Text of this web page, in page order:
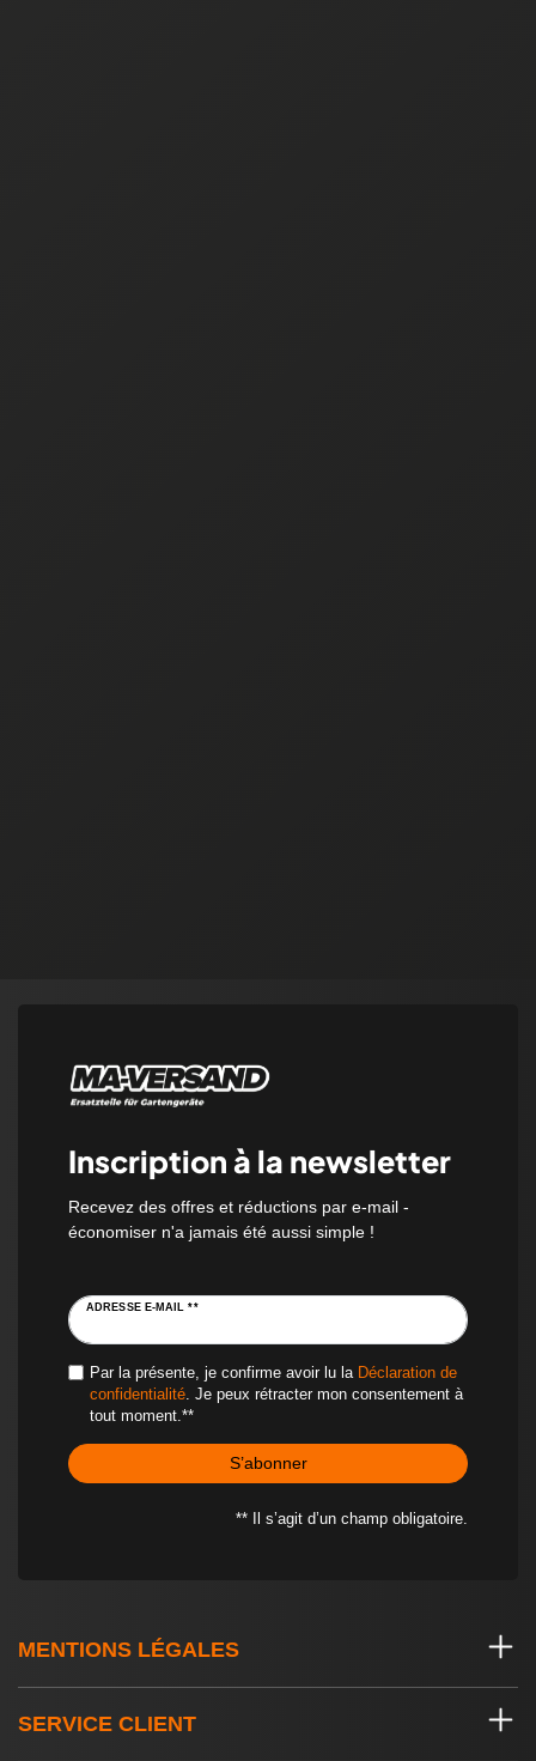
Inscription à la newsletter
Recevez des offres et réductions par e-mail -
économiser n'a jamais été aussi simple !
ADRESSE E-MAIL **
Par la présente, je confirme avoir lu la Déclaration de
confidentialité. Je peux rétracter mon consentement à
tout moment.**
S’abonner
** Il s’agit d’un champ obligatoire.
MENTIONS LÉGALES
SERVICE CLIENT